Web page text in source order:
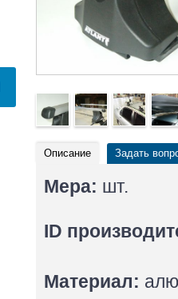
Описание Задать
Мера: шт.
ID
Материал: